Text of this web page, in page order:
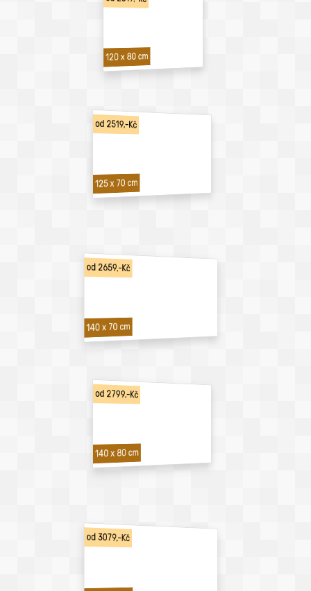
120 x 80 cm
od 2519,-Kč
125 x 70 cm
od 2659,-Kč
140 x 70 cm
od 2799,-Kč
140 x 80 cm
od 3079,-Kč